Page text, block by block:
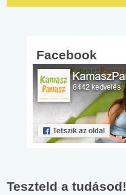
Facebook
Teszteld a tudásod!